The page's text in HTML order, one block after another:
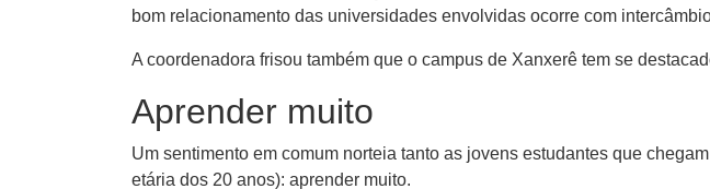
bom relacionamento das universidades envolvidas ocorre com
A coordenadora frisou também que o campus de Xanxerê tem se
Aprender muito
Um sentimento em comum norteia tanto as jovens estudantes que
etária dos 20 anos): aprender muito.